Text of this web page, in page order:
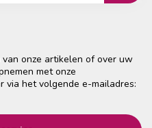
onze artikelen of over uw
met onze
via het volgende e-mailadres: